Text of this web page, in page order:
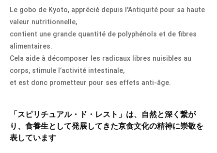
Le gobo de Kyoto, apprécié depuis l'Antiquité pour sa haute
valeur nutritionnelle,
contient une grande quantité de polyphénols et de fibres
alimentaires.
Cela aide à décomposer les radicaux libres nuisibles au
corps, stimule l’activité intestinale,
et est donc prometteur pour ses effets anti-âge.
「スピリチュアル・ド・レスト」は、自然と深く繋が
り、食養生として発展してきた京食文化の精神に崇敬を
表しています